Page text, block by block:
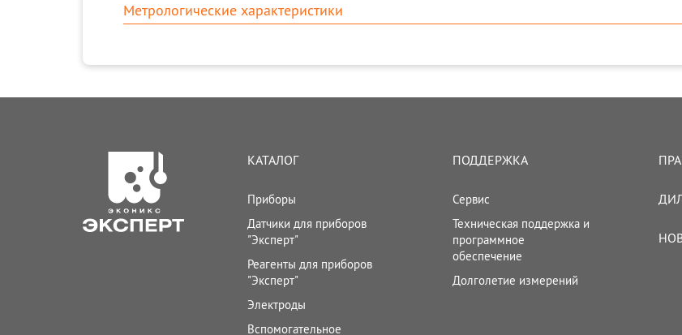
Метрологические характеристики
КАТАЛОГ
Приборы
Датчики для приборов
"Эксперт"
Реагенты для приборов
"Эксперт"
Электроды
Вспомогательное
ПОДДЕРЖКА
Сервис
Техническая поддержка и
программное
обеспечение
Долголетие измерений